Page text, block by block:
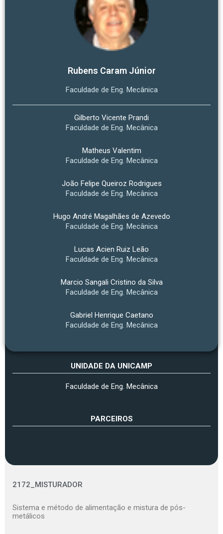
Rubens Caram Júnior
Faculdade de Eng. Mecânica
Gilberto Vicente Prandi
Faculdade de Eng. Mecânica
Matheus Valentim
Faculdade de Eng. Mecânica
João Felipe Queiroz Rodrigues
Faculdade de Eng. Mecânica
Hugo André Magalhães de Azevedo
Faculdade de Eng. Mecânica
Lucas Acien Ruiz Leão
Faculdade de Eng. Mecânica
Marcio Sangali Cristino da Silva
Faculdade de Eng. Mecânica
Gabriel Henrique Caetano
Faculdade de Eng. Mecânica
UNIDADE DA UNICAMP
Faculdade de Eng. Mecânica
PARCEIROS
2172_MISTURADOR
Sistema e método de alimentação e mistura de pós-
metálicos